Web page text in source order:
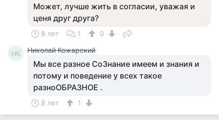
Может, лучше жить в согласии, уважая и
ценя друг друга?
8 лет 1 0
НК Николай Кожарский
Мы все разное СоЗнание имеем и знания и
потому и поведение у всех такое
разноОБРАЗНОЕ .
8 лет 1